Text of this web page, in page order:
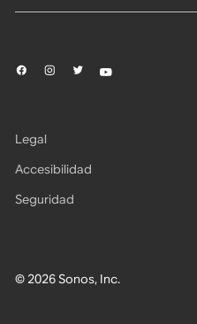
© 2026 Sonos, Inc.
Legal
Accesibilidad
Seguridad